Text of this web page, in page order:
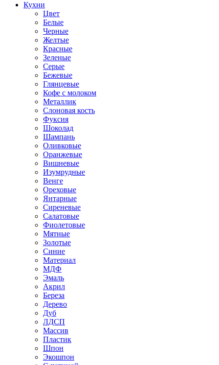
Кухни
Цвет
Белые
Черные
Желтые
Красные
Зеленые
Серые
Бежевые
Глянцевые
Кофе с молоком
Металлик
Слоновая кость
Фуксия
Шоколад
Шампань
Оливковые
Оранжевые
Вишневые
Изумрудные
Венге
Ореховые
Янтарные
Сиреневые
Салатовые
Фиолетовые
Мятные
Золотые
Синие
Материал
МДФ
Эмаль
Акрил
Береза
Дерево
Дуб
ЛДСП
Массив
Пластик
Шпон
Экошпон